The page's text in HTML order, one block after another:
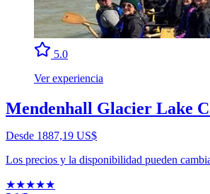
5.0
Ver experiencia
Mendenhall Glacier Lake
Desde 1887,19 US$
Los precios y la disponibilidad pueden
★★★★★